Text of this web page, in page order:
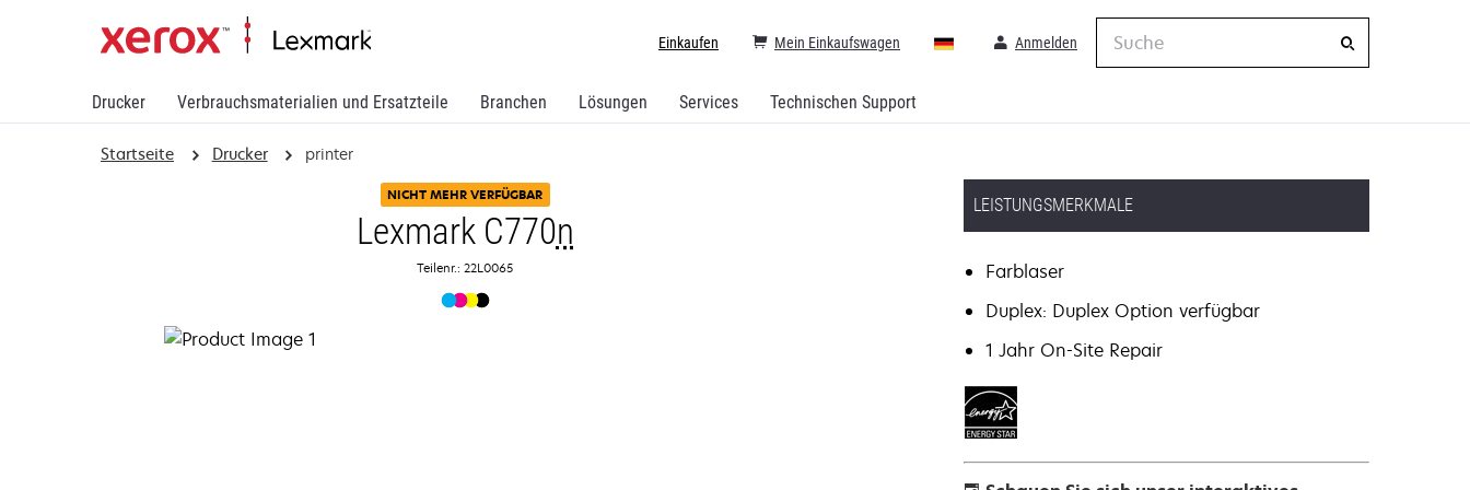
Drucker Verbrauchsmaterialien und Ersatzteile Branchen Lösungen Services Technischen Support
Einkaufen Anmelden
Mein Einkaufswagen
Suche
Startseite Drucker printer
NICHT MEHR VERFÜGBAR
Lexmark C770n
Teilenr.: 22L0065
LEISTUNGSMERKMALE
Farblaser
Duplex: Duplex Option verfügbar
1 Jahr On-Site Repair